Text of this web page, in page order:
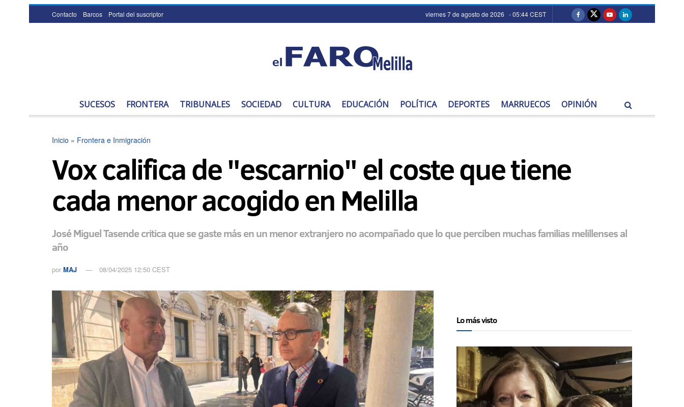
Contacto Barcos Portal del suscriptor viernes 7 de agosto de 2026 - 05:44 CEST
SUCESOS FRONTERA TRIBUNALES SOCIEDAD CULTURA EDUCACIÓN POLÍTICA DEPORTES MARRUECOS OPINIÓN
Inicio » Frontera e Inmigración
Vox califica de "escarnio" el coste que tiene
cada menor acogido en Melilla
José Miguel Tasende critica que se gaste más en un menor extranjero no acompañado que lo que perciben muchas familias melillenses al
año
por MAJ 08/04/2025 12:50 CEST
Lo más visto